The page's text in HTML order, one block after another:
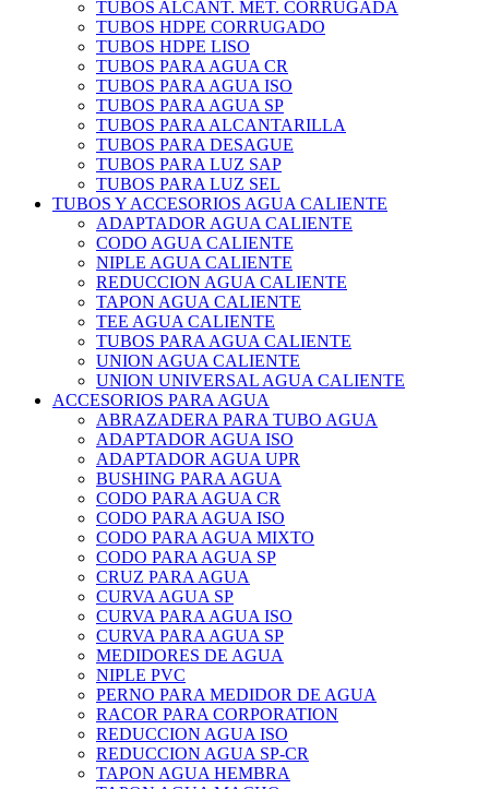
TUBOS ALCANT. MET. CORRUGADA
TUBOS HDPE CORRUGADO
TUBOS HDPE LISO
TUBOS PARA AGUA CR
TUBOS PARA AGUA ISO
TUBOS PARA AGUA SP
TUBOS PARA ALCANTARILLA
TUBOS PARA DESAGUE
TUBOS PARA LUZ SAP
TUBOS PARA LUZ SEL
TUBOS Y ACCESORIOS AGUA CALIENTE
ADAPTADOR AGUA CALIENTE
CODO AGUA CALIENTE
NIPLE AGUA CALIENTE
REDUCCION AGUA CALIENTE
TAPON AGUA CALIENTE
TEE AGUA CALIENTE
TUBOS PARA AGUA CALIENTE
UNION AGUA CALIENTE
UNION UNIVERSAL AGUA CALIENTE
ACCESORIOS PARA AGUA
ABRAZADERA PARA TUBO AGUA
ADAPTADOR AGUA ISO
ADAPTADOR AGUA UPR
BUSHING PARA AGUA
CODO PARA AGUA CR
CODO PARA AGUA ISO
CODO PARA AGUA MIXTO
CODO PARA AGUA SP
CRUZ PARA AGUA
CURVA AGUA SP
CURVA PARA AGUA ISO
CURVA PARA AGUA SP
MEDIDORES DE AGUA
NIPLE PVC
PERNO PARA MEDIDOR DE AGUA
RACOR PARA CORPORATION
REDUCCION AGUA ISO
REDUCCION AGUA SP-CR
TAPON AGUA HEMBRA